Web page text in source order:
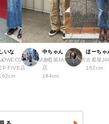
a
しいな
LOWECO by JAM H
EP FIVE店
中ちゃん
古着屋JAM 下北沢
店
164cm
ほーちゃ
古着屋
162cm